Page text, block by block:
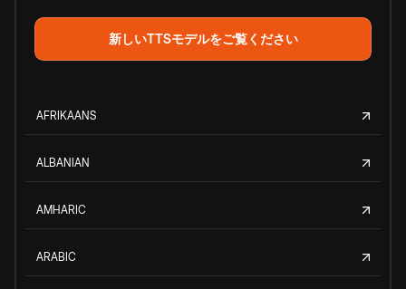
新しいTTSモデルをご覧ください
AFRIKAANS
ALBANIAN
AMHARIC
ARABIC